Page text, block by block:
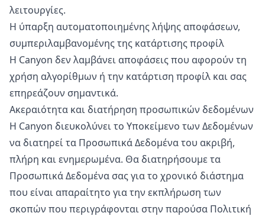
λειτουργίες.
Η ύπαρξη αυτοματοποιημένης λήψης αποφάσεων,
συμπεριλαμβανομένης της κατάρτισης προφίλ
Η Canyon δεν λαμβάνει αποφάσεις που αφορούν τη
χρήση αλγορίθμων ή την κατάρτιση προφίλ και σας
επηρεάζουν σημαντικά.
Ακεραιότητα και διατήρηση προσωπικών δεδομένων
Η Canyon διευκολύνει το Υποκείμενο των Δεδομένων
να διατηρεί τα Προσωπικά Δεδομένα του ακριβή,
πλήρη και ενημερωμένα. Θα διατηρήσουμε τα
Προσωπικά Δεδομένα σας για το χρονικό διάστημα
που είναι απαραίτητο για την εκπλήρωση των
σκοπών που περιγράφονται στην παρούσα Πολιτική